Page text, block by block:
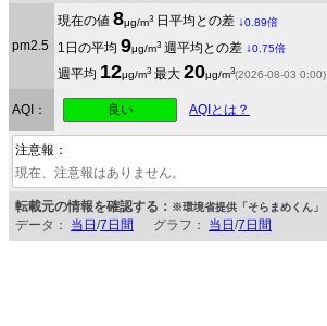
pm2.5
現在の値 8μg/m3 日平均との差 ↓0.89倍
1日の平均 9μg/m3 週平均との差 ↓0.75倍
週平均 12μg/m3 最大 20μg/m3(2026-08-03 0:00)
AQI： 良い AQIとは？
注意報：
現在、注意報はありません。
転載元の情報を確認する： ※環境省提供「そらまめくん」
データ： 当日 /7日間 グラフ： 当日 /7日間